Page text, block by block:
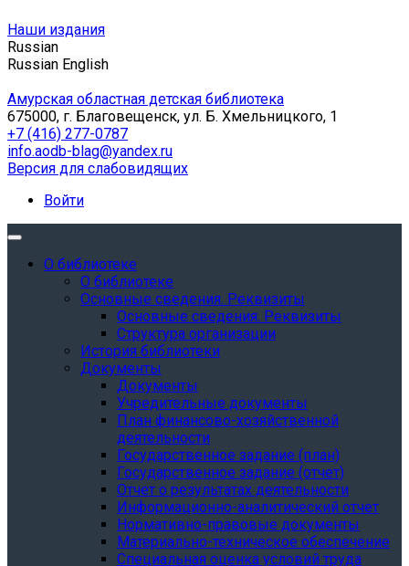
Наши издания
Russian
Russian English
Амурская областная детская библиотека
675000, г. Благовещенск, ул. Б. Хмельницкого, 1
+7 (416) 277-0787
info.aodb-blag@yandex.ru
Версия для слабовидящих
Войти
О библиотеке
О библиотеке
Основные сведения. Реквизиты
Основные сведения. Реквизиты
Структура организации
История библиотеки
Документы
Документы
Учредительные документы
План финансово-хозяйственной
деятельности
Государственное задание (план)
Государственное задание (отчет)
Отчет о результатах деятельности
Информационно-аналитический отчет
Нормативно-правовые документы
Материально-техническое обеспечение
Специальная оценка условий труда